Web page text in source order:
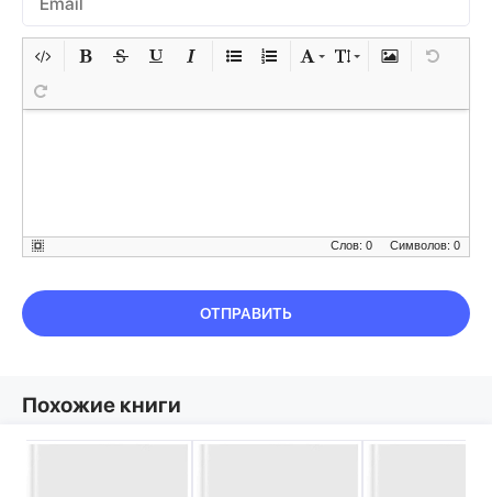
Символов: 0
Слов: 0
ОТПРАВИТЬ
Похожие книги